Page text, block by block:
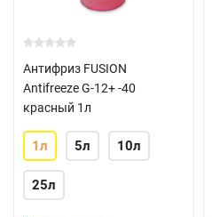
Антифриз FUSION
Antifreeze G-12+ -40
красный 1л
1л 5л 10л
25л